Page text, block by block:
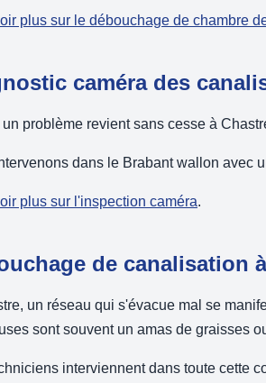
plus sur le débouchage de chambre
caméra des
problème revient sans cesse à
dans le Brabant wallon avec
plus sur l'inspection caméra.
de canalisation
un réseau qui s'évacue mal se
sont souvent un amas de graisses
interviennent dans toute cette